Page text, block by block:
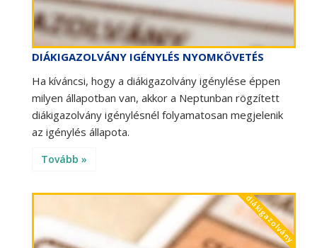
DIÁKIGAZOLVÁNY IGÉNYLÉS NYOMKÖVETÉS
Ha kíváncsi, hogy a diákigazolvány igénylése éppen
milyen állapotban van, akkor a Neptunban rögzített
diákigazolvány igénylésnél folyamatosan megjelenik
az igénylés állapota.
Tovább »
diákigazolvány